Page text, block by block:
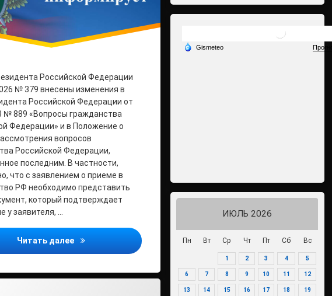
Российской Федерации
№ 379 внесены изменения в
Российской Федерации от
№ 889 «Вопросы гражданства
Федерации» и в Положение о
вопросов
Российской Федерации,
последним. В частности,
что с заявлением о приеме в
РФ необходимо представить
который подтверждает
у заявителя, …
Читать далее Прокуратура Виноградовского района информирует об
ИЮЛЬ 2026
Пн Вт Ср Чт Пт Сб Вс
1 2 3 4 5
6 7 8 9 10 11 12
13 14 15 16 17 18 19